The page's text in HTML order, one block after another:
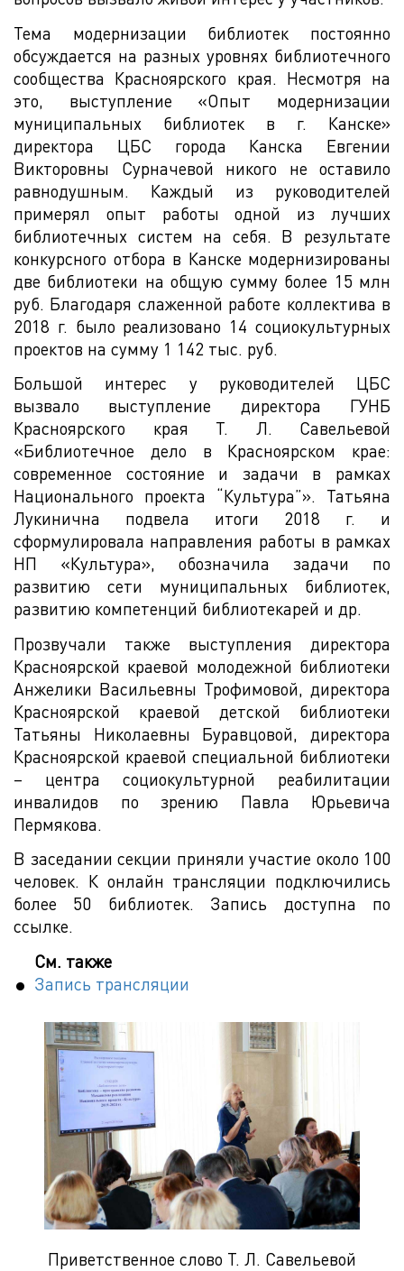
Тема модернизации библиотек постоянно
обсуждается на разных уровнях библиотечного
сообщества Красноярского края. Несмотря на
это, выступление «Опыт модернизации
муниципальных библиотек в г. Канске»
директора ЦБС города Канска Евгении
Викторовны Сурначевой никого не оставило
равнодушным. Каждый из руководителей
примерял опыт работы одной из лучших
библиотечных систем на себя. В результате
конкурсного отбора в Канске модернизированы
две библиотеки на общую сумму более 15 млн
руб. Благодаря слаженной работе коллектива в
2018 г. было реализовано 14 социокультурных
проектов на сумму 1 142 тыс. руб.
Большой интерес у руководителей ЦБС
вызвало выступление директора ГУНБ
Красноярского края Т. Л. Савельевой
«Библиотечное дело в Красноярском крае:
современное состояние и задачи в рамках
Национального проекта “Культура”». Татьяна
Лукинична подвела итоги 2018 г. и
сформулировала направления работы в рамках
НП «Культура», обозначила задачи по
развитию сети муниципальных библиотек,
развитию компетенций библиотекарей и др.
Прозвучали также выступления директора
Красноярской краевой молодежной библиотеки
Анжелики Васильевны Трофимовой, директора
Красноярской краевой детской библиотеки
Татьяны Николаевны Буравцовой, директора
Красноярской краевой специальной библиотеки
– центра социокультурной реабилитации
инвалидов по зрению Павла Юрьевича
Пермякова.
В заседании секции приняли участие около 100
человек. К онлайн трансляции подключились
более 50 библиотек. Запись доступна по
ссылке.
См. также
Запись трансляции
Приветственное слово Т. Л. Савельевой